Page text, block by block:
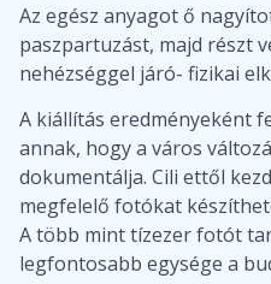
Az egész anyagot ő
paszpartuzást, majd részt
nehézséggel járó- fizikai
A kiállítás eredményeként
annak, hogy a város
dokumentálja. Cili ettől
megfelelő fotókat
A több mint tízezer fotót
legfontosabb egysége a